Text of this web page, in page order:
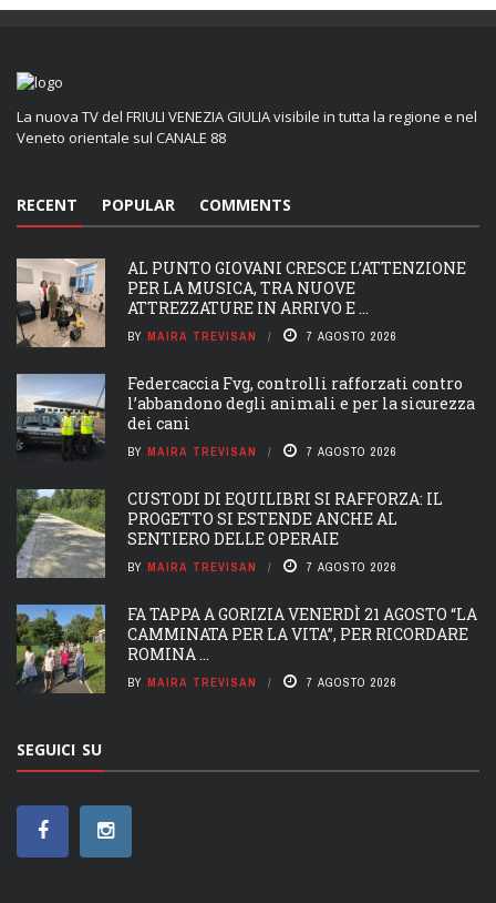
La nuova TV del FRIULI VENEZIA GIULIA visibile in tutta la regione e nel
Veneto orientale sul CANALE 88
RECENT POPULAR COMMENTS
AL PUNTO GIOVANI CRESCE L’ATTENZIONE
PER LA MUSICA, TRA NUOVE
ATTREZZATURE IN ARRIVO E ...
BY MAIRA TREVISAN 7 AGOSTO 2026
Federcaccia Fvg, controlli rafforzati contro
l’abbandono degli animali e per la sicurezza
dei cani
BY MAIRA TREVISAN 7 AGOSTO 2026
CUSTODI DI EQUILIBRI SI RAFFORZA: IL
PROGETTO SI ESTENDE ANCHE AL
SENTIERO DELLE OPERAIE
BY MAIRA TREVISAN 7 AGOSTO 2026
FA TAPPA A GORIZIA VENERDÌ 21 AGOSTO “LA
CAMMINATA PER LA VITA”, PER RICORDARE
ROMINA ...
BY MAIRA TREVISAN 7 AGOSTO 2026
SEGUICI SU